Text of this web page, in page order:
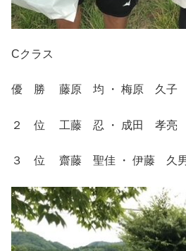
Cクラス
優 勝 藤原 均 ・ 梅原 久
２ 位 工藤 忍 ・ 成田 孝
３ 位 齋藤 聖佳 ・ 伊藤 久